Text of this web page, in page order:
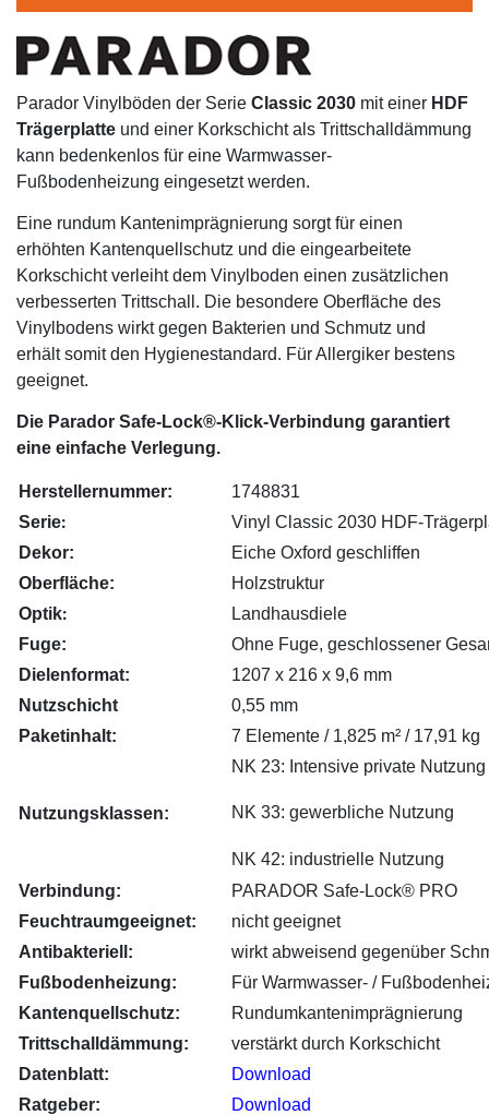
Parador Vinylböden der Serie Classic 2030 mit einer HDF
Trägerplatte und einer Korkschichtals Trittschalldämmung
kann bedenkenlos für eine Warmwasser-
Fußbodenheizung eingesetzt werden.
Eine rundum Kantenimprägnierung sorgt für einen
erhöhten Kantenquellschutz und die eingearbeitete
Korkschicht verleiht dem Vinylboden einen zusätzlichen
verbesserten Trittschall. Die besondere Oberfläche des
Vinylbodens wirkt gegen Bakterien und Schmutz und
erhält somit den Hygienestandard. Für Allergiker bestens
geeignet.
Die Parador Safe-Lock®-Klick-Verbindung garantiert
eine einfache Verlegung.
Herstellernummer:
1748831
Serie:
Vinyl Classic 2030 HDF-
Dekor:
Eiche Oxford geschliffen
Oberfläche:
Holzstruktur
Optik:
Landhausdiele
Fuge:
Ohne Fuge, geschlossener
Dielenformat:
1207 x 216 x 9,6 mm
Nutzschicht
0,55 mm
Paketinhalt:
7 Elemente / 1,825 m² / 17,91 kg
Nutzungsklassen:
NK 23: Intensive private Nutzung
NK 33: gewerbliche Nutzung
NK 42: industrielle Nutzung
Verbindung:
PARADOR Safe-Lock® PRO
Feuchtraumgeeignet:
nicht geeignet
Antibakteriell:
wirkt abweisend gegenüber
Fußbodenheizung:
Für Warmwasser- /
Kantenquellschutz:
Rundumkantenimprägnierung
Trittschalldämmung:
verstärkt durch Korkschicht
Datenblatt:
Download
Ratgeber:
Download